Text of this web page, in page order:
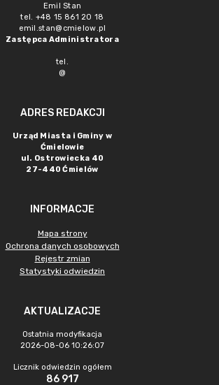
Emil Stan
tel. +48 15 861 20 18
emil.stan@cmielow.pl
Zastępca Administratora
tel.
@
ADRES REDAKCJI
Urząd Miasta i Gminy w
Ćmielowie
ul. Ostrowiecka 40
27-440 Ćmielów
INFORMACJE
Mapa strony
Ochrona danych osobowych
Rejestr zmian
Statystyki odwiedzin
AKTUALIZACJE
Ostatnia modyfikacja
2026-08-06 10:26:07
Licznik odwiedzin ogółem
86 917